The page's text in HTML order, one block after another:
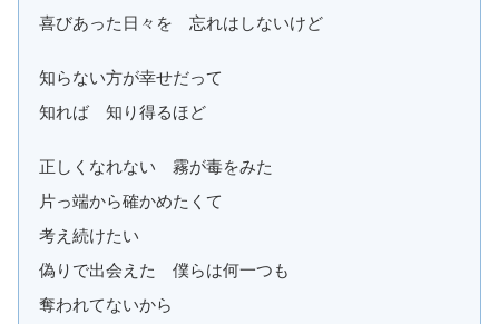
喜びあった日々を 忘れはしないけど
知らない方が幸せだって
知れば 知り得るほど
正しくなれない 霧が毒をみた
片っ端から確かめたくて
考え続けたい
偽りで出会えた 僕らは何一つも
奪われてないから